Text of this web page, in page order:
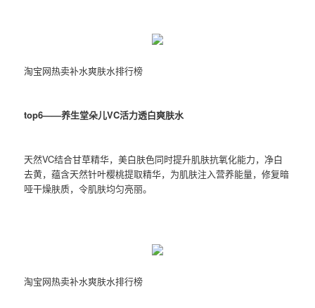
淘宝网热卖补水爽肤水排行榜
top6——养生堂朵儿VC活力透白爽肤水
天然VC结合甘草精华，美白肤色同时提升肌肤抗氧化能力，净白
去黄，蕴含天然针叶樱桃提取精华，为肌肤注入营养能量，修复暗
哑干燥肤质，令肌肤均匀亮丽。
淘宝网热卖补水爽肤水排行榜